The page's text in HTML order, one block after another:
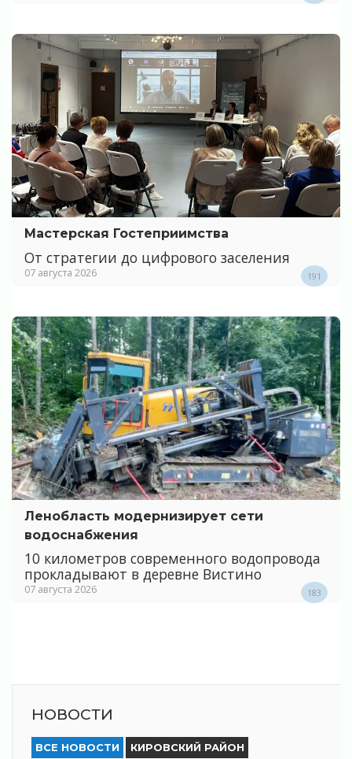
Мастерская Гостеприимства
От стратегии до цифрового заселения
07 августа 2026 191
Ленобласть модернизирует сети
водоснабжения
10 километров современного водопровода
прокладывают в деревне Вистино
07 августа 2026 183
НОВОСТИ
ВСЕ НОВОСТИ КИРОВСКИЙ РАЙОН